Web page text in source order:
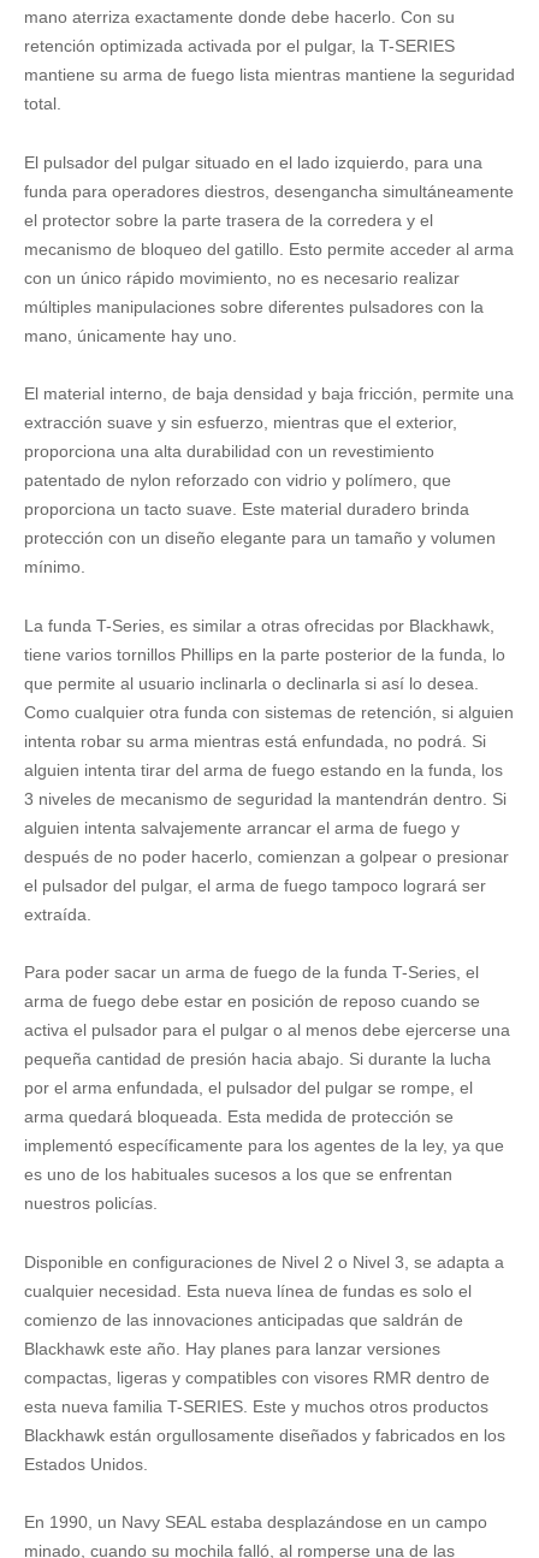
mano aterriza exactamente donde debe hacerlo. Con su
retención optimizada activada por el pulgar, la T-SERIES
mantiene su arma de fuego lista mientras mantiene la seguridad
total.
El pulsador del pulgar situado en el lado izquierdo, para una
funda para operadores diestros, desengancha simultáneamente
el protector sobre la parte trasera de la corredera y el
mecanismo de bloqueo del gatillo. Esto permite acceder al arma
con un único rápido movimiento, no es necesario realizar
múltiples manipulaciones sobre diferentes pulsadores con la
mano, únicamente hay uno.
El material interno, de baja densidad y baja fricción, permite una
extracción suave y sin esfuerzo, mientras que el exterior,
proporciona una alta durabilidad con un revestimiento
patentado de nylon reforzado con vidrio y polímero, que
proporciona un tacto suave. Este material duradero brinda
protección con un diseño elegante para un tamaño y volumen
mínimo.
La funda T-Series, es similar a otras ofrecidas por Blackhawk,
tiene varios tornillos Phillips en la parte posterior de la funda, lo
que permite al usuario inclinarla o declinarla si así lo desea.
Como cualquier otra funda con sistemas de retención, si alguien
intenta robar su arma mientras está enfundada, no podrá. Si
alguien intenta tirar del arma de fuego estando en la funda, los
3 niveles de mecanismo de seguridad la mantendrán dentro. Si
alguien intenta salvajemente arrancar el arma de fuego y
después de no poder hacerlo, comienzan a golpear o presionar
el pulsador del pulgar, el arma de fuego tampoco logrará ser
extraída.
Para poder sacar un arma de fuego de la funda T-Series, el
arma de fuego debe estar en posición de reposo cuando se
activa el pulsador para el pulgar o al menos debe ejercerse una
pequeña cantidad de presión hacia abajo. Si durante la lucha
por el arma enfundada, el pulsador del pulgar se rompe, el
arma quedará bloqueada. Esta medida de protección se
implementó específicamente para los agentes de la ley, ya que
es uno de los habituales sucesos a los que se enfrentan
nuestros policías.
Disponible en configuraciones de Nivel 2 o Nivel 3, se adapta a
cualquier necesidad. Esta nueva línea de fundas es solo el
comienzo de las innovaciones anticipadas que saldrán de
Blackhawk este año. Hay planes para lanzar versiones
compactas, ligeras y compatibles con visores RMR dentro de
esta nueva familia T-SERIES. Este y muchos otros productos
Blackhawk están orgullosamente diseñados y fabricados en los
Estados Unidos.
En 1990, un Navy SEAL estaba desplazándose en un campo
minado, cuando su mochila falló, al romperse una de las